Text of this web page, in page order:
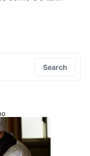
Search